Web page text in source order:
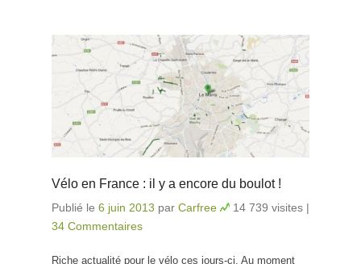
Vélo en France : il y a encore du boulot !
Publié le 6 juin 2013 par Carfree 14 739 visites |
34 Commentaires
Riche actualité pour le vélo ces jours-ci. Au moment